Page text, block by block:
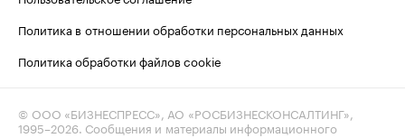
Политика в отношении обработки персональных данных
Политика обработки файлов cookie
© ООО «БИЗНЕСПРЕСС», АО «РОСБИЗНЕСКОНСАЛТИНГ»,
1995–2026. Сообщения и материалы информационного